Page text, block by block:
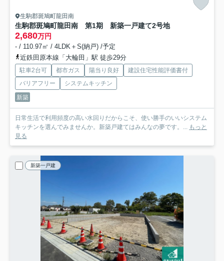
生駒郡斑鳩町龍田南
生駒郡斑鳩町龍田南 第1期 新築一戸建て2号地
2,680万円
- / 110.97㎡ / 4LDK＋S(納戸) /予定
近鉄田原本線「大輪田」駅 徒歩29分
駐車2台可 都市ガス 陽当り良好
建設住宅性能評価書付
バリアフリー
システムキッチン
新築
日常生活で利用頻度の高い水回りだからこそ、使い勝手のいいシステム
キッチンを選んでみませんか。新築戸建てはみんなの夢です。... もっと
見る
新築一戸建